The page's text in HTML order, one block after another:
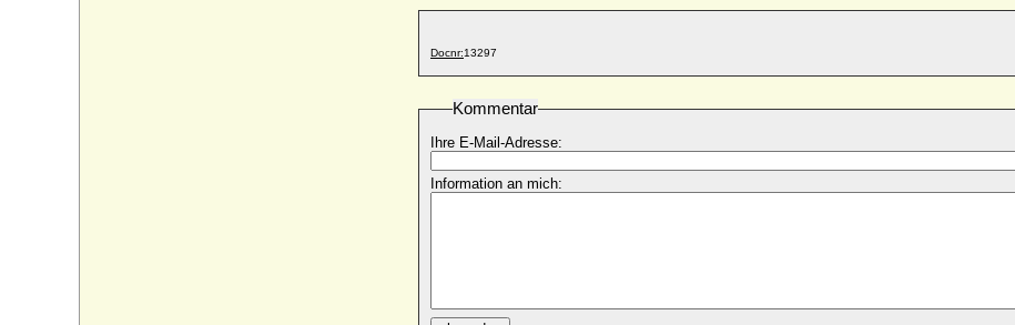
Docnr:13297
Kommentar
Ihre E-Mail-Adresse:
Information an mich: